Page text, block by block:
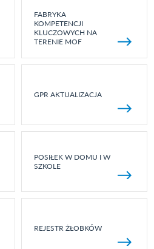
FABRYKA
KOMPETENCJI
KLUCZOWYCH NA
TERENIE MOF
GPR AKTUALIZACJA
POSIŁEK W DOMU I W
SZKOLE
REJESTR ŻŁOBKÓW